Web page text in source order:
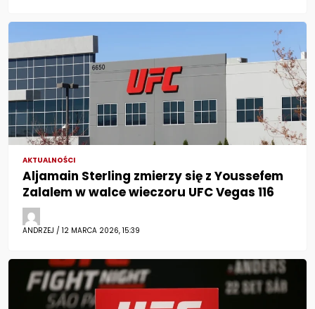
AKTUALNOŚCI
Aljamain Sterling zmierzy się z Youssefem
Zalalem w walce wieczoru UFC Vegas 116
ANDRZEJ / 12 MARCA 2026, 15:39